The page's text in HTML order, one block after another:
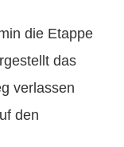
die Etappe
das
verlassen
den